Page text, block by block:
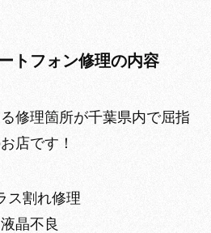
トフォン修理の内容
修理箇所が千葉県内で屈指
店です！
ス割れ修理
液晶不良